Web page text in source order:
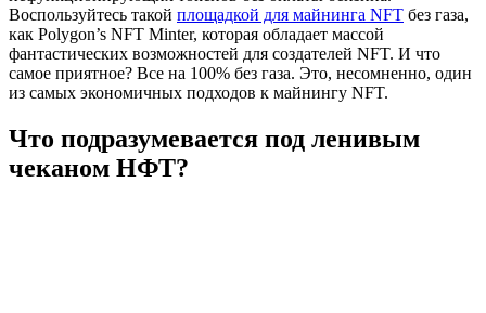
Воспользуйтесь такой площадкой для майнинга NFT без газа,
как Polygon’s NFT Minter, которая обладает массой
фантастических возможностей для создателей NFT. И что
самое приятное? Все на 100% без газа. Это, несомненно, один
из самых экономичных подходов к майнингу NFT.
Что подразумевается под ленивым
чеканом НФТ?